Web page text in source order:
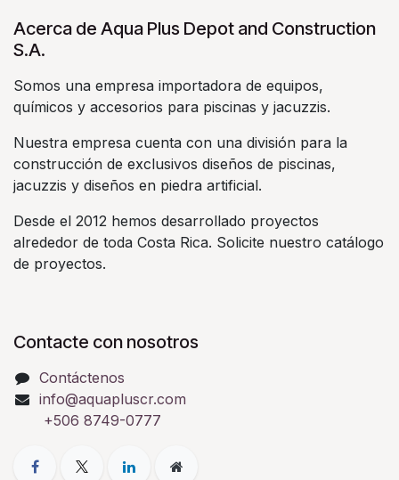
Acerca de Aqua Plus Depot and Construction
S.A.
Somos una empresa importadora de equipos,
químicos y accesorios para piscinas y jacuzzis.
Nuestra empresa cuenta con una división para la
construcción de exclusivos diseños de piscinas,
jacuzzis y diseños en piedra artificial.
Desde el 2012 hemos desarrollado proyectos
alrededor de toda Costa Rica. Solicite nuestro catálogo
de proyectos.
Contacte con nosotros
Contáctenos
info@aquapluscr.com
+506 8749-0777